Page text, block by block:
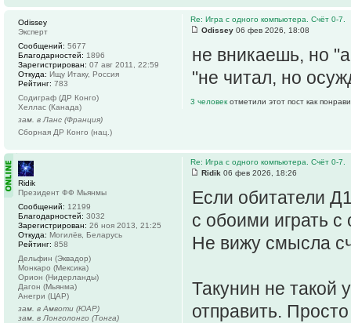
Re: Игра с одного компьютера. Счёт 0-7.
Odissey 06 фев 2026, 18:08
не вникаешь, но
"не читал, но
3 человек отметили этот пост как
Odissey
Эксперт
Сообщений: 5677
Благодарностей: 1896
Зарегистрирован: 07 авг 2011, 22:59
Откуда: Ищу Итаку, Россия
Рейтинг: 783
Содиграф (ДР Конго)
Хеллас (Канада)
зам. в Ланс (Франция)
Сборная ДР Конго (нац.)
Re: Игра с одного компьютера. Счёт 0-7.
Ridik 06 фев 2026, 18:26
Если обитатели
с обоими играть
Не вижу смысла
Такунин не такой
отправить.
Ridik
Президент ФФ Мьянмы
Сообщений: 12199
Благодарностей: 3032
Зарегистрирован: 26 ноя 2013, 21:25
Откуда: Могилёв, Беларусь
Рейтинг: 858
Дельфин (Эквадор)
Монкаро (Мексика)
Орион (Нидерланды)
Дагон (Мьянма)
Анегри (ЦАР)
зам. в Амвоти (ЮАР)
зам. в Лонголонго (Тонга)